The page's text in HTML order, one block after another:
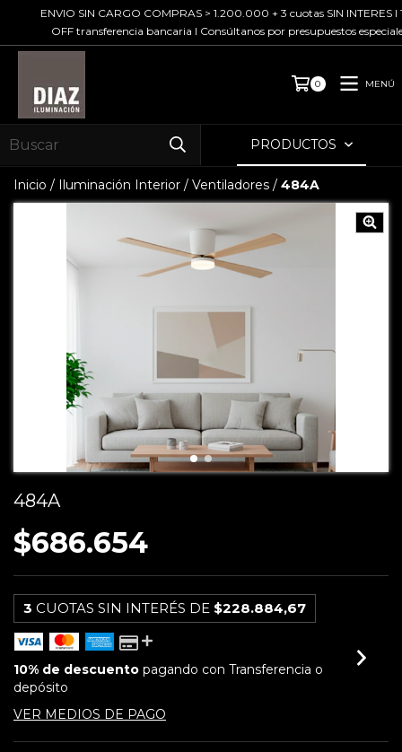
ENVIO SIN CARGO COMPRAS > 1.200.000 + 3 cuotas SIN INTERES I 10%
OFF transferencia bancaria I Consúltanos por presupuestos especiales
0 MENÚ
PRODUCTOS
Inicio / Iluminación Interior / Ventiladores / 484A
484A
$686.654
3 CUOTAS SIN INTERÉS DE $228.884,67
10% de descuento pagando con Transferencia o
depósito
VER MEDIOS DE PAGO